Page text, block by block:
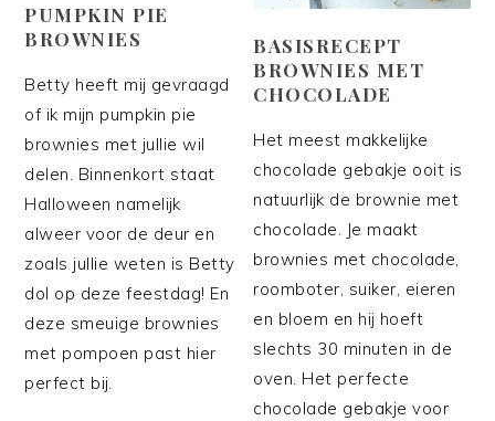
PUMPKIN PIE
BROWNIES
Betty heeft mij gevraagd
of ik mijn pumpkin pie
brownies met jullie wil
delen. Binnenkort staat
Halloween namelijk
alweer voor de deur en
zoals jullie weten is Betty
dol op deze feestdag! En
deze smeuige brownies
met pompoen past hier
perfect bij.
BASISRECEPT
BROWNIES MET
CHOCOLADE
Het meest makkelijke
chocolade gebakje ooit is
natuurlijk de brownie met
chocolade. Je maakt
brownies met chocolade,
roomboter, suiker, eieren
en bloem en hij hoeft
slechts 30 minuten in de
oven. Het perfecte
chocolade gebakje voor